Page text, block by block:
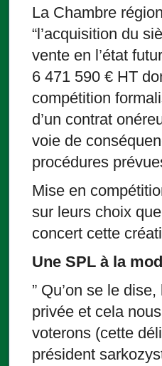
La Chambre
“l’acquisition du
vente en l’état
6 471 590 € HT
compétition
d’un contrat
voie de
procédures
Mise en
sur leurs choix
concert cette
Une SPL à la
” Qu’on se le
privée et cela
voterons (cette
président